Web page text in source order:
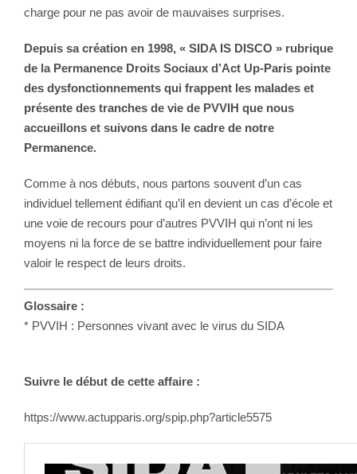
charge pour ne pas avoir de mauvaises surprises.
Depuis sa création en 1998, « SIDA IS DISCO » rubrique
de la Permanence Droits Sociaux d’Act Up-Paris pointe
des dysfonctionnements qui frappent les malades et
présente des tranches de vie de PVVIH que nous
accueillons et suivons dans le cadre de notre
Permanence.
Comme à nos débuts, nous partons souvent d’un cas
individuel tellement édifiant qu’il en devient un cas d’école et
une voie de recours pour d’autres PVVIH qui n’ont ni les
moyens ni la force de se battre individuellement pour faire
valoir le respect de leurs droits.
Glossaire :
* PVVIH : Personnes vivant avec le virus du SIDA
Suivre le début de cette affaire :
https://www.actupparis.org/spip.php?article5575